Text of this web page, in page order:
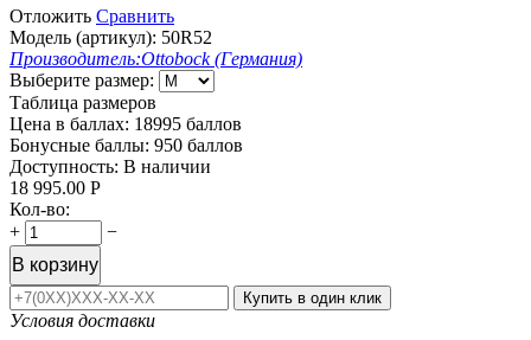
Отложить Сравнить
Модель (артикул): 50R52
Производитель:Ottobock (Германия)
Выберите размер:
Таблица размеров
Цена в баллах: 18995 баллов
Бонусные баллы: 950 баллов
Доступность: В наличии
18 995.00 Р
Кол-во:
+
−
В корзину
Купить в один клик
Условия доставки